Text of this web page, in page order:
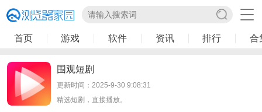
首页 游戏 软件 资讯 排行 合
围观短剧
更新时间：2025-9-30 9:08:31
精选短剧，直接播放。